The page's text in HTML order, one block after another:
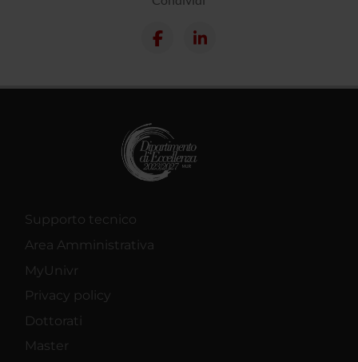
Supporto tecnico
Area Amministrativa
MyUnivr
Privacy policy
Dottorati
Master